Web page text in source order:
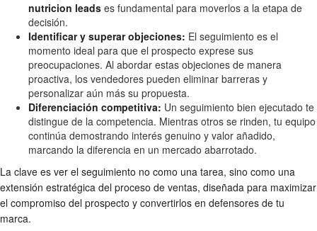
nutricion leads es fundamental para moverlos a la etapa de
decisión.
Identificar y superar objeciones: El seguimiento es el
momento ideal para que el prospecto exprese sus
preocupaciones. Al abordar estas objeciones de manera
proactiva, los vendedores pueden eliminar barreras y
personalizar aún más su propuesta.
Diferenciación competitiva: Un seguimiento bien ejecutado te
distingue de la competencia. Mientras otros se rinden, tu equipo
continúa demostrando interés genuino y valor añadido,
marcando la diferencia en un mercado abarrotado.
La clave es ver el seguimiento no como una tarea, sino como una
extensión estratégica del proceso de ventas, diseñada para maximizar
el compromiso del prospecto y convertirlos en defensores de tu
marca.